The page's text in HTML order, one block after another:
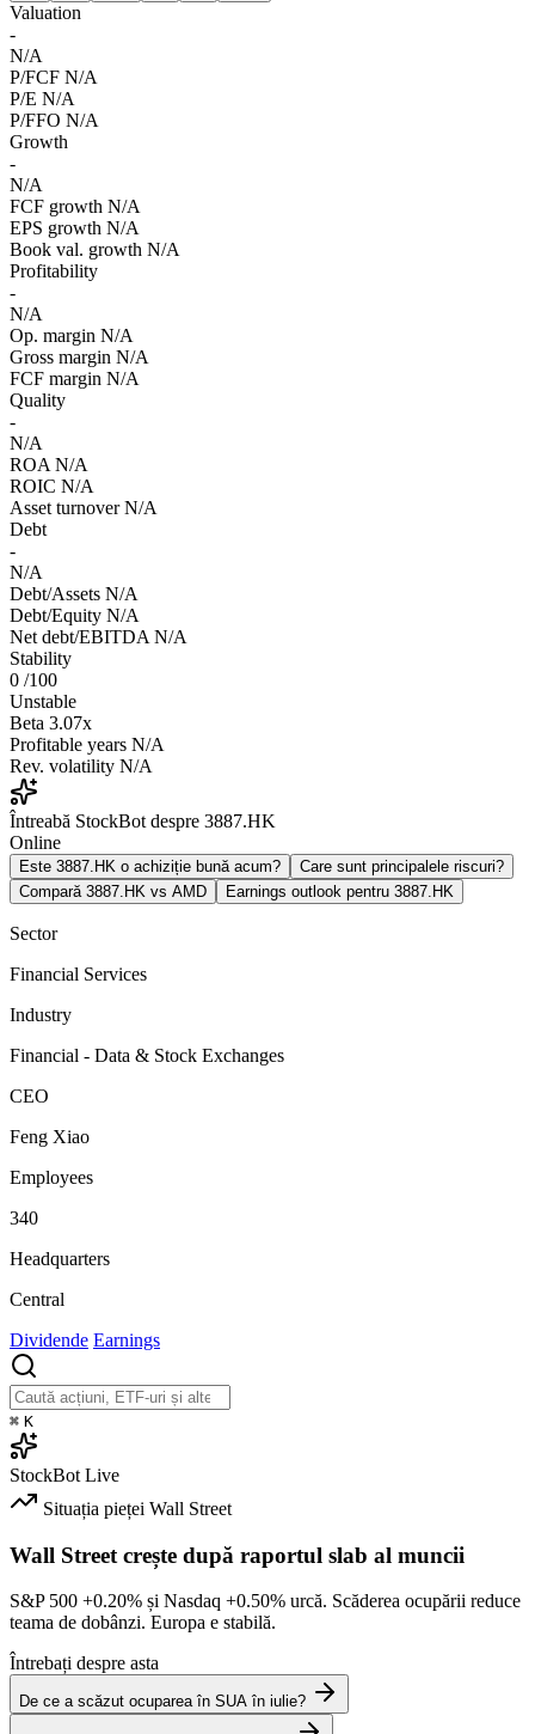
Valuation
-
N/A
P/FCF N/A
P/E N/A
P/FFO N/A
Growth
-
N/A
FCF growth N/A
EPS growth N/A
Book val. growth N/A
Profitability
-
N/A
Op. margin N/A
Gross margin N/A
FCF margin N/A
Quality
-
N/A
ROA N/A
ROIC N/A
Asset turnover N/A
Debt
-
N/A
Debt/Assets N/A
Debt/Equity N/A
Net debt/EBITDA N/A
Stability
0 /100
Unstable
Beta 3.07x
Profitable years N/A
Rev. volatility N/A
Întreabă StockBot despre 3887.HK
Online
Este 3887.HK o achiziție bună acum?
Care sunt principalele riscuri?
Compară 3887.HK vs AMD
Earnings outlook pentru 3887.HK
Sector
Financial Services
Industry
Financial - Data & Stock Exchanges
CEO
Feng Xiao
Employees
340
Headquarters
Central
Dividende Earnings
⌘ K
StockBot Live
Situația pieței Wall Street
Wall Street crește după raportul slab al muncii
S&P 500 +0.20% și Nasdaq +0.50% urcă. Scăderea ocupării reduce
teama de dobânzi. Europa e stabilă.
Întrebați despre asta
De ce a scăzut ocuparea în SUA în iulie?